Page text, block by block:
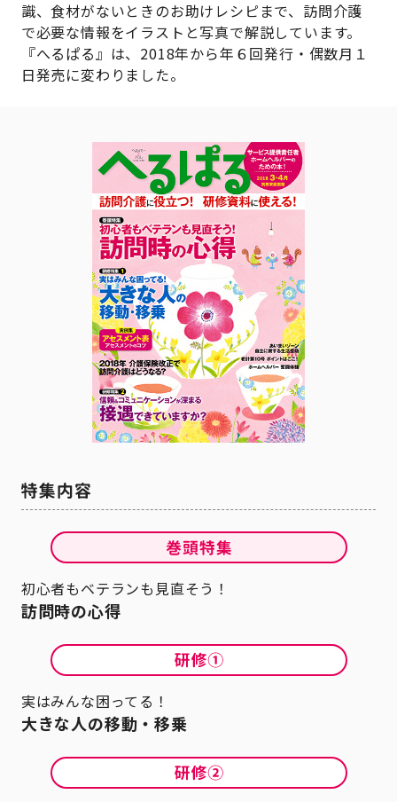
識、食材がないときのお助けレシピまで、訪問介護
で必要な情報をイラストと写真で解説しています。
『へるぱる』は、2018年から年６回発行・偶数月１
日発売に変わりました。
初心者もベテランも見直そう！
訪問時の心得
実はみんな困ってる！
大きな人の移動・移乗